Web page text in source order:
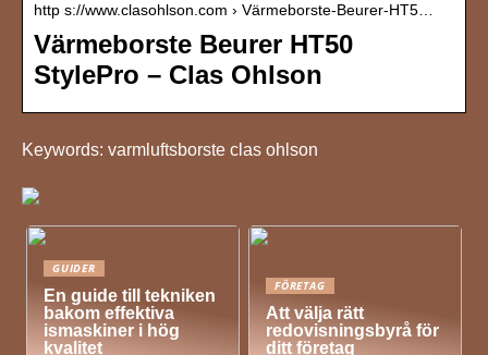
http s://www.clasohlson.com › Värmeborste-Beurer-HT5…
Värmeborste Beurer HT50
StylePro – Clas Ohlson
Keywords: varmluftsborste clas ohlson
GUIDER
En guide till tekniken
bakom effektiva
ismaskiner i hög
kvalitet
FÖRETAG
Att välja rätt
redovisningsbyrå för
ditt företag